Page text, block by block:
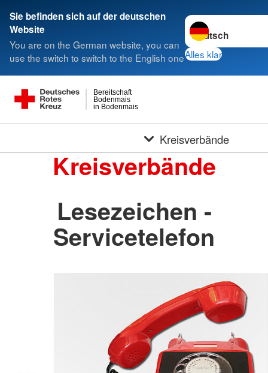
Sie befinden sich auf der deutschen
Website
You are on the German website, you can
use the switch to switch to the English one
Sprache wechseln
Alles klar
in Bodenmais
Bodenmais
Bereitschaft
Kreisverbände
Kreisverbände
Lesezeichen -
Servicetelefon